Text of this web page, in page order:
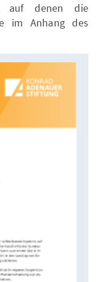
auf denen die
im Anhang des